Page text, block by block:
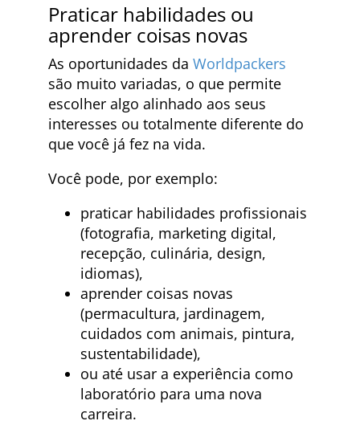
Praticar habilidades ou
aprender coisas novas
As oportunidades da Worldpackers
são muito variadas, o que permite
escolher algo alinhado aos seus
interesses ou totalmente diferente do
que você já fez na vida.
Você pode, por exemplo:
praticar habilidades profissionais
(fotografia, marketing digital,
recepção, culinária, design,
idiomas),
aprender coisas novas
(permacultura, jardinagem,
cuidados com animais, pintura,
sustentabilidade),
ou até usar a experiência como
laboratório para uma nova
carreira.